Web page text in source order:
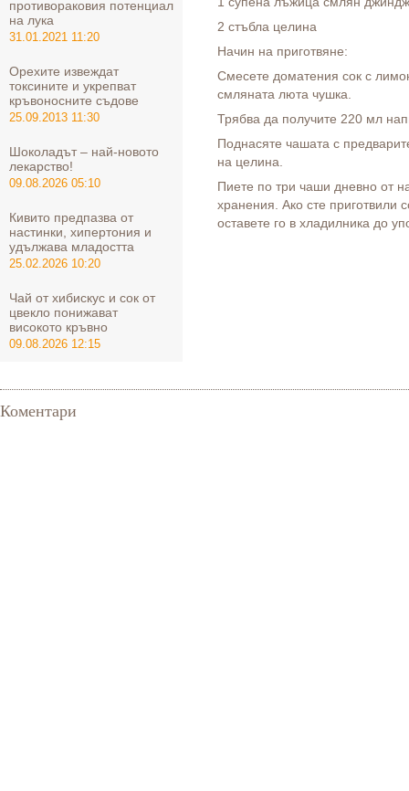
2 стъбла целина
Начин на приготвяне:
Смесете доматения сок с
смляната люта чушка.
Трябва да получите 220 мл
Поднасяте чашата с
на целина.
Пиете по три чаши дневно от
хранения. Ако сте приготвили
оставете го в хладилника до
противораковия потенциал
на лука
31.01.2021 11:20
Орехите извеждат
токсините и укрепват
кръвоносните съдове
25.09.2013 11:30
Шоколадът – най-новото
лекарство!
09.08.2026 05:10
Кивито предпазва от
настинки, хипертония и
удължава младостта
25.02.2026 10:20
Чай от хибискус и сок от
цвекло понижават
високото кръвно
09.08.2026 12:15
Коментари